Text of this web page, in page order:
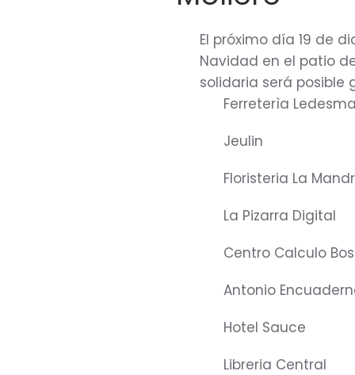
El próximo día 19 de
Navidad en el patio
solidaria será posible
Ferreterìa
Jeulin
Floristeria La
La Pizarra Digital
Centro Calculo
Antonio
Hotel Sauce
Libreria Central